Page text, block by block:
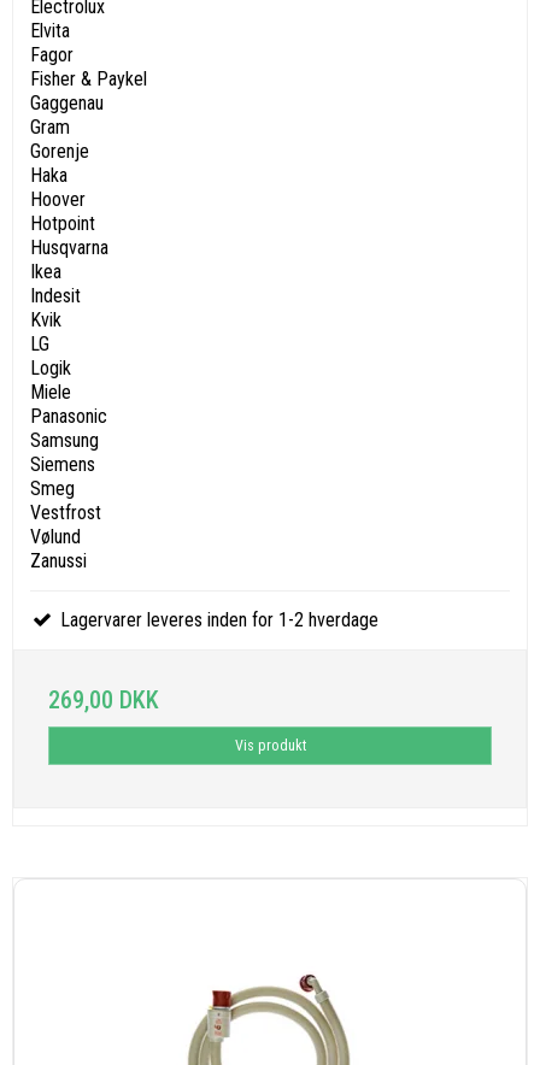
Electrolux
Elvita
Fagor
Fisher & Paykel
Gaggenau
Gram
Gorenje
Haka
Hoover
Hotpoint
Husqvarna
Ikea
Indesit
Kvik
LG
Logik
Miele
Panasonic
Samsung
Siemens
Smeg
Vestfrost
Vølund
Zanussi
Lagervarer leveres inden for 1-2 hverdage
269,00 DKK
Vis produkt